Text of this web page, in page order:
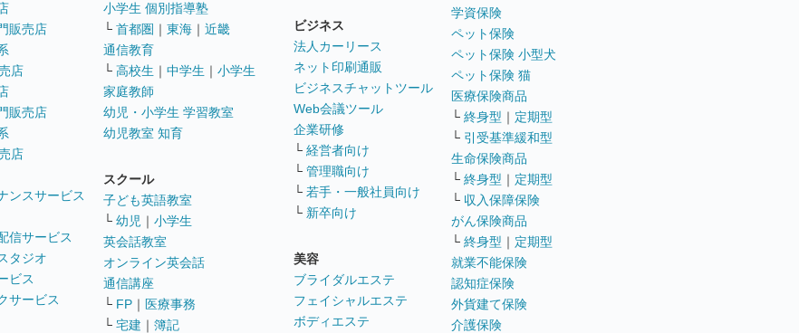
販売店
店
販売店
店
ンスサービス
信サービス
タジオ
ビス
サービス
小学生 個別指導塾
└ 首都圏 ｜ 東海 ｜ 近畿
通信教育
└ 高校生 ｜ 中学生 ｜ 小学生
家庭教師
幼児・小学生 学習教室
幼児教室 知育
スクール
子ども英語教室
└ 幼児 ｜ 小学生
英会話教室
オンライン英会話
通信講座
└ FP ｜ 医療事務
└ 宅建 ｜ 簿記
ビジネス
法人カーリース
ネット印刷通販
ビジネスチャットツール
Web会議ツール
企業研修
└ 経営者向け
└ 管理職向け
└ 若手・一般社員向け
└ 新卒向け
美容
ブライダルエステ
フェイシャルエステ
ボディエステ
学資保険
ペット保険
ペット保険 小型犬
ペット保険 猫
医療保険商品
└ 終身型 ｜ 定期型
└ 引受基準緩和型
生命保険商品
└ 終身型 ｜ 定期型
└ 収入保障保険
がん保険商品
└ 終身型 ｜ 定期型
就業不能保険
認知症保険
外貨建て保険
介護保険